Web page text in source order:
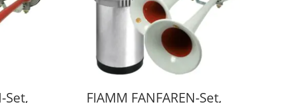
Set, FIAMM FANFAREN-Set,